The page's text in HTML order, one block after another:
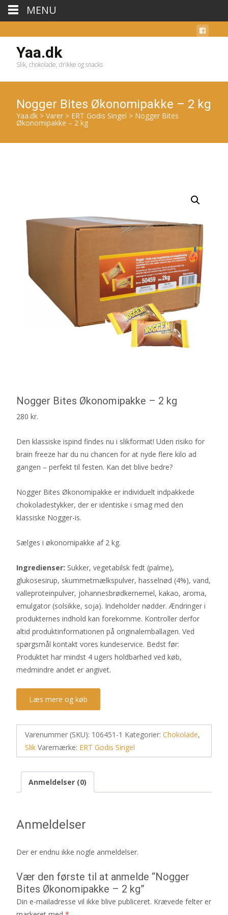
Yaa.dk
Slik, chokolade, drikke og snacks
Nogger Bites Økonomipakke – 2 kg
Yaa.dk > Varer > ERT Godis Singel > Nogger Bites
Økonomipakke – 2 kg
Nogger Bites Økonomipakke – 2 kg
280 kr.
Den klassiske ispind findes nu i slikformat! Uden risiko for
brain freeze har du nu chancen for at nyde flere kilo ad
gangen – perfekt til festen. Kan det blive bedre?
Nogger Bites Økonomipakke er individuelt indpakkede
chokoladestykker, der er identiske i smag med den
klassiske Nogger-is.
Sælges i økonomipakke af 2 kg.
Ingredienser: Sukker, vegetabilsk fedt (palme),
glukosesirup, skummetmælkspulver, hasselnød (4%), vand,
valleproteinpulver, johannesbrødkernemel, kakao, aroma,
emulgator (solsikke, soja). Indeholder nødder. Ændringer i
produkternes indhold kan forekomme. Kontroller derfor
altid produktinformationen på originalemballagen. Ved
spørgsmål kontakt vores kundeservice. Bedst før:
Produktet har mindst 4 ugers holdbarhed ved køb,
medmindre andet er angivet.
Læs mere og køb
Varenummer (SKU): 106451-1 Kategorier: Chokolade,
Slik Varemærke: ERT Godis Singel
Anmeldelser (0)
Anmeldelser
Der er endnu ikke nogle anmeldelser.
Vær den første til at anmelde “Nogger
Bites Økonomipakke – 2 kg”
Din e-mailadresse vil ikke blive publiceret. Krævede felter er
MENU